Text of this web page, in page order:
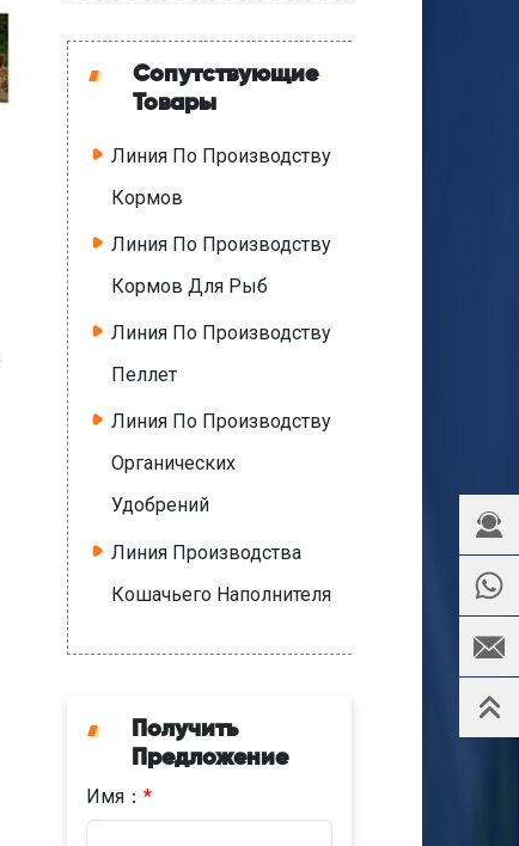
Сопутствующие
Товары
Линия По Производству
Кормов
Линия По Производству
Кормов Для Рыб
Линия По Производству
Пеллет
Линия По Производству
Органических
Удобрений
Линия Производства
Кошачьего Наполнителя
Получить
Предложение
Имя：*